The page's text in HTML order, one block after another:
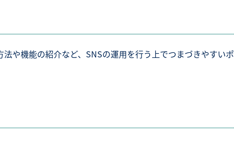
や機能の紹介など、SNSの運用を行う上でつまづきやすいポ